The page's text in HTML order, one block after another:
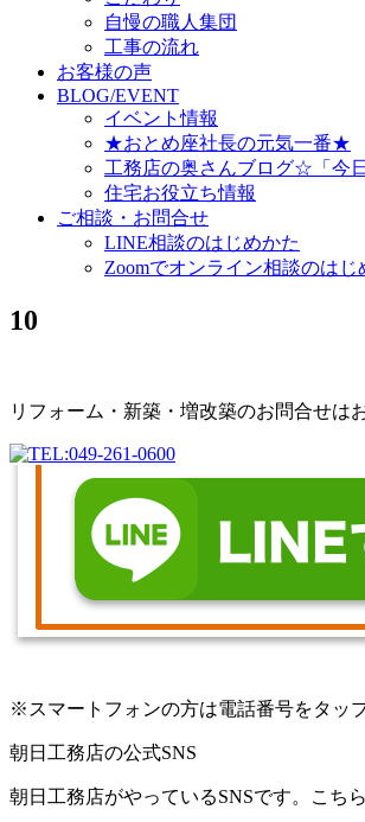
自慢の職人集団
工事の流れ
お客様の声
BLOG/EVENT
イベント情報
★おとめ座社長の元気一番★
工務店の奥さんブログ☆「今
住宅お役立ち情報
ご相談・お問合せ
LINE相談のはじめかた
Zoomでオンライン相談のはじ
10
リフォーム・新築・増改築のお問合せは
※スマートフォンの方は電話番号をタッ
朝日工務店の公式SNS
朝日工務店がやっているSNSです。こち